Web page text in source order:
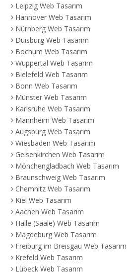
Leipzig Web Tasarım
Hannover Web Tasarım
Nürnberg Web Tasarım
Duisburg Web Tasarım
Bochum Web Tasarım
Wuppertal Web Tasarım
Bielefeld Web Tasarım
Bonn Web Tasarım
Münster Web Tasarım
Karlsruhe Web Tasarım
Mannheim Web Tasarım
Augsburg Web Tasarım
Wiesbaden Web Tasarım
Gelsenkirchen Web Tasarım
Mönchengladbach Web Tasarım
Braunschweig Web Tasarım
Chemnitz Web Tasarım
Kiel Web Tasarım
Aachen Web Tasarım
Halle (Saale) Web Tasarım
Magdeburg Web Tasarım
Freiburg im Breisgau Web Tasarım
Krefeld Web Tasarım
Lübeck Web Tasarım